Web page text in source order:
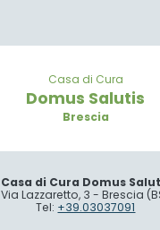
Casa di Cura
Domus Salutis
Brescia
Casa di Cura Domus
Via Lazzaretto, 3 - Brescia
Tel: +39.03037091